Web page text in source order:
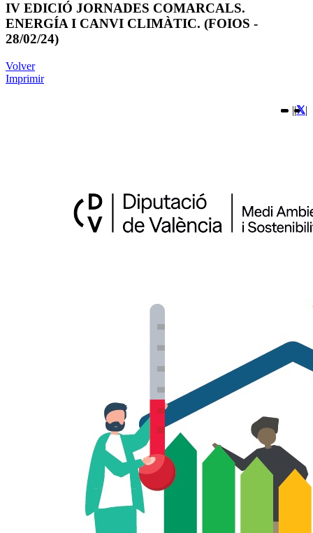
IV EDICIÓ JORNADES COMARCALS.
ENERGÍA I CANVI CLIMÀTIC. (FOIOS -
28/02/24)
Volver
Imprimir
|| |